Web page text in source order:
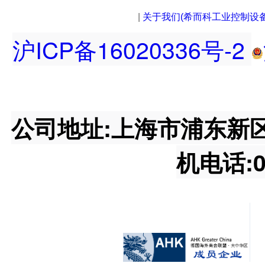
关于我们(希而科工业控制设
沪ICP备16020336号-2
公司地址:上海市浦东新
机电话